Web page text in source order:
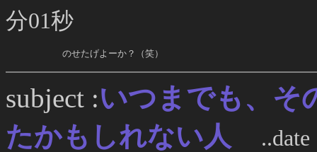
分01秒
     のせたげよーか？（笑）
subject :いつまでも、そ
たかもしれない人 ..date